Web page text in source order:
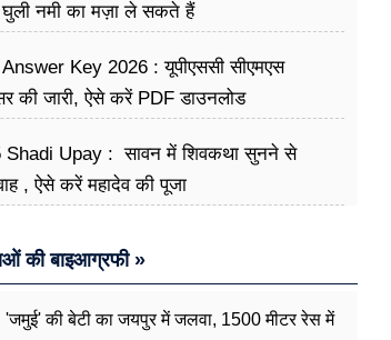
घुली नमी का मज़ा ले सकते हैं
Key 2026 : यूपीएससी सीएमएस
की जारी, ऐसे करें PDF डाउनलोड
Shadi Upay : सावन में शिवकथा सुनने से
, ऐसे करें महादेव की पूजा
की बाइआग्रफी »
'जमुई' की बेटी का जयपुर में जलवा, 1500 मीटर रेस में